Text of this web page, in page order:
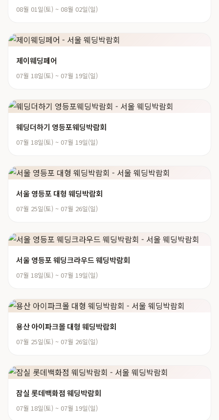
08월 01일(토) ~ 08월 02일(일)
제이웨딩페어
07월 18일(토) ~ 07월 19일(일)
웨딩더하기 영등포웨딩박람회
07월 18일(토) ~ 07월 19일(일)
서울 영등포 대형 웨딩박람회
07월 25일(토) ~ 07월 26일(일)
서울 영등포 웨딩크라우드 웨딩박람회
07월 18일(토) ~ 07월 19일(일)
용산 아이파크몰 대형 웨딩박람회
07월 25일(토) ~ 07월 26일(일)
잠실 롯데백화점 웨딩박람회
07월 18일(토) ~ 07월 19일(일)